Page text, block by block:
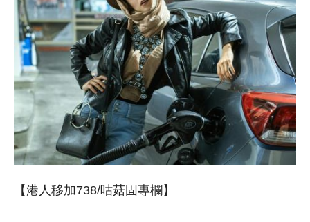
【港人移加738/咕菇固專欄】